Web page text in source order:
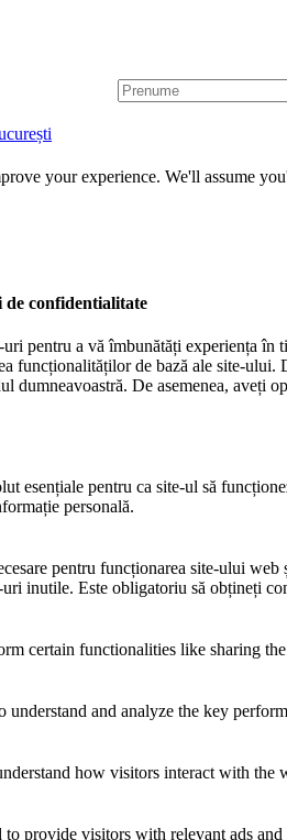
P
r
u
m
your experience. We'll assume
de confidentialitate
pentru a vă îmbunătăți experiența
funcționalităților de bază ale site-
dumneavoastră. De asemenea, aveți
esențiale pentru ca site-ul să
personală.
pentru funcționarea site-ului
inutile. Este obligatoriu să obțineți
certain functionalities like sharing
understand and analyze the key
how visitors interact with
to provide visitors with relevant ads